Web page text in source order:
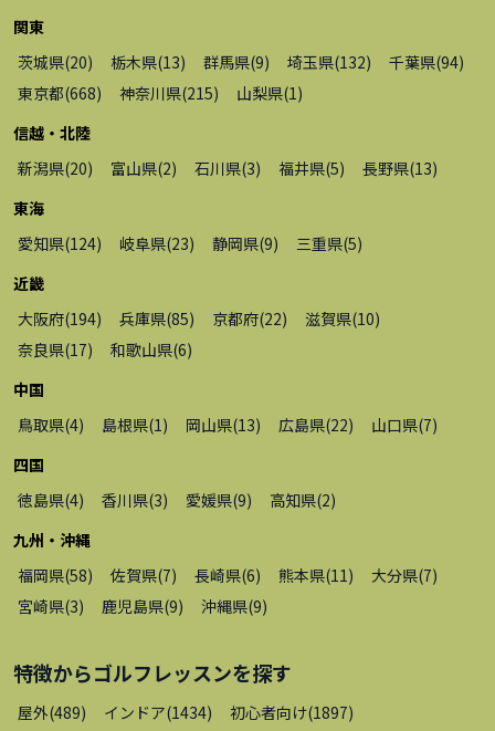
関東
茨城県(20) 栃木県(13) 群馬県(9) 埼玉県(132) 千葉県(94)
東京都(668) 神奈川県(215) 山梨県(1)
信越・北陸
新潟県(20) 富山県(2) 石川県(3) 福井県(5) 長野県(13)
東海
愛知県(124) 岐阜県(23) 静岡県(9) 三重県(5)
近畿
大阪府(194) 兵庫県(85) 京都府(22) 滋賀県(10)
奈良県(17) 和歌山県(6)
中国
鳥取県(4) 島根県(1) 岡山県(13) 広島県(22) 山口県(7)
四国
徳島県(4) 香川県(3) 愛媛県(9) 高知県(2)
九州・沖縄
福岡県(58) 佐賀県(7) 長崎県(6) 熊本県(11) 大分県(7)
宮崎県(3) 鹿児島県(9) 沖縄県(9)
特徴からゴルフレッスンを探す
屋外(489) インドア(1434) 初心者向け(1897)